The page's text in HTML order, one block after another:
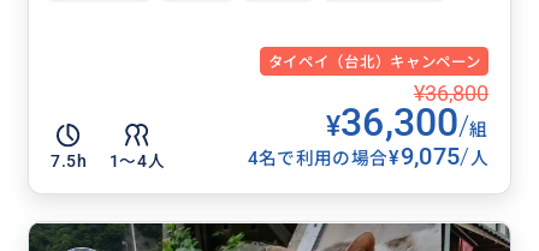
タイペイ（台北）キャンペーン
7.5h 1〜4人
¥36,800
¥36,300/組
4名で利用の場合¥9,075/人